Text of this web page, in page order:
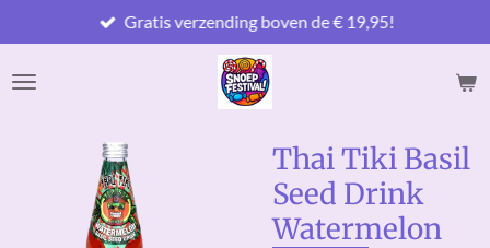
direct
naar
Gratis verzending boven de € 19,95!
Thai Tiki Basil
Seed Drink
Watermelon